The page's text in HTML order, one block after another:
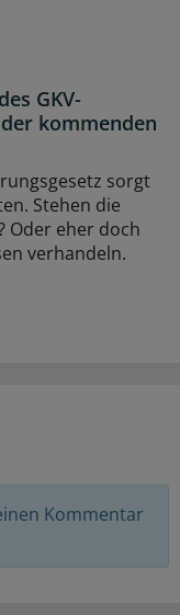
GKV-
kommenden
sorgt
Stehen die
Oder eher doch
verhandeln.
Kommentar